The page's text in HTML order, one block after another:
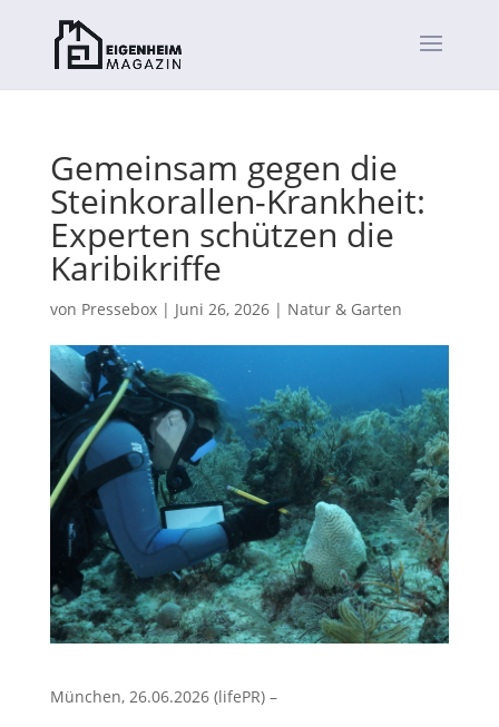
Gemeinsam gegen die
Steinkorallen-Krankheit:
Experten schützen die
Karibikriffe
von Pressebox| Juni 26, 2026| Natur & Garten
München, 26.06.2026 (lifePR) –